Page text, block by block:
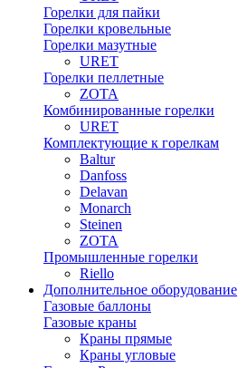
Горелки для пайки
Горелки кровельные
Горелки мазутные
URET
Горелки пеллетные
ZOTA
Комбинированные горелки
URET
Комплектующие к горелкам
Baltur
Danfoss
Delavan
Monarch
Steinen
ZOTA
Промышленные горелки
Riello
Дополнительное оборудование
Газовые баллоны
Газовые краны
Краны прямые
Краны угловые